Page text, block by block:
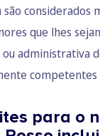
considerados
que lhes
ou administrativa
para o